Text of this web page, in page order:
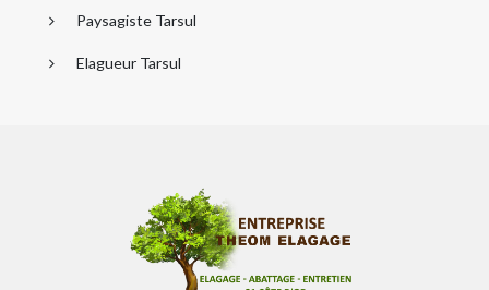
Paysagiste Tarsul
Elagueur Tarsul